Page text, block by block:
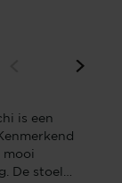
is een
mooi
De stoel